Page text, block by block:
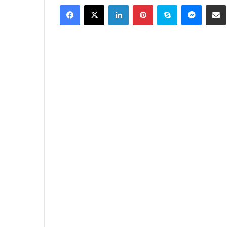
email
Facebook
X LinkedInPinterestSkype